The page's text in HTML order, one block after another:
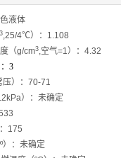
液体
3,25/4℃）： 1.108
（g/cm3,空气=1）： 4.32
： 3
压）： 70-71
）：未确定
175
º）：未确定